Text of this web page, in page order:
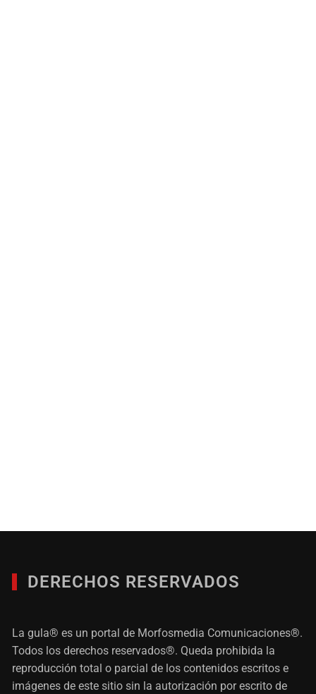
DERECHOS RESERVADOS
La gula® es un portal de Morfosmedia Comunicaciones®.
Todos los derechos reservados®. Queda prohibida la
reproducción total o parcial de los contenidos escritos e
imágenes de este sitio sin la autorización por escrito de